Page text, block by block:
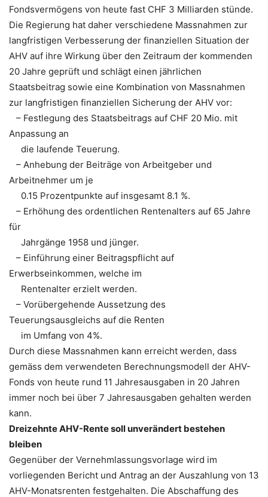
Fondsvermögens von heute fast CHF 3 Milliarden stünde.
Die Regierung hat daher verschiedene Massnahmen zur
langfristigen Verbesserung der finanziellen Situation der
AHV auf ihre Wirkung über den Zeitraum der kommenden
20 Jahre geprüft und schlägt einen jährlichen
Staatsbeitrag sowie eine Kombination von Massnahmen
zur langfristigen finanziellen Sicherung der AHV vor:
– Festlegung des Staatsbeitrags auf CHF 20 Mio. mit
Anpassung an
die laufende Teuerung.
– Anhebung der Beiträge von Arbeitgeber und
Arbeitnehmer um je
0.15 Prozentpunkte auf insgesamt 8.1 %.
– Erhöhung des ordentlichen Rentenalters auf 65 Jahre
für
Jahrgänge 1958 und jünger.
– Einführung einer Beitragspflicht auf
Erwerbseinkommen, welche im
Rentenalter erzielt werden.
– Vorübergehende Aussetzung des
Teuerungsausgleichs auf die Renten
im Umfang von 4%.
Durch diese Massnahmen kann erreicht werden, dass
gemäss dem verwendeten Berechnungsmodell der AHV-
Fonds von heute rund 11 Jahresausgaben in 20 Jahren
immer noch bei über 7 Jahresausgaben gehalten werden
kann.
Dreizehnte AHV-Rente soll unverändert bestehen
bleiben
Gegenüber der Vernehmlassungsvorlage wird im
vorliegenden Bericht und Antrag an der Auszahlung von 13
AHV-Monatsrenten festgehalten. Die Abschaffung des